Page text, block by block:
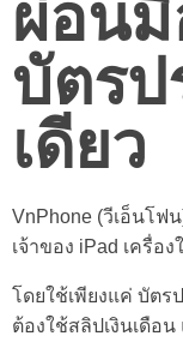
ผ่อนมื
บัตรป
เดียว
VnPhone (วีเอ็นโ
เจ้าของ iPad เครื่อ
โดยใช้เพียงแค่ บัตร
ต้องใช้สลิปเงินเดือ